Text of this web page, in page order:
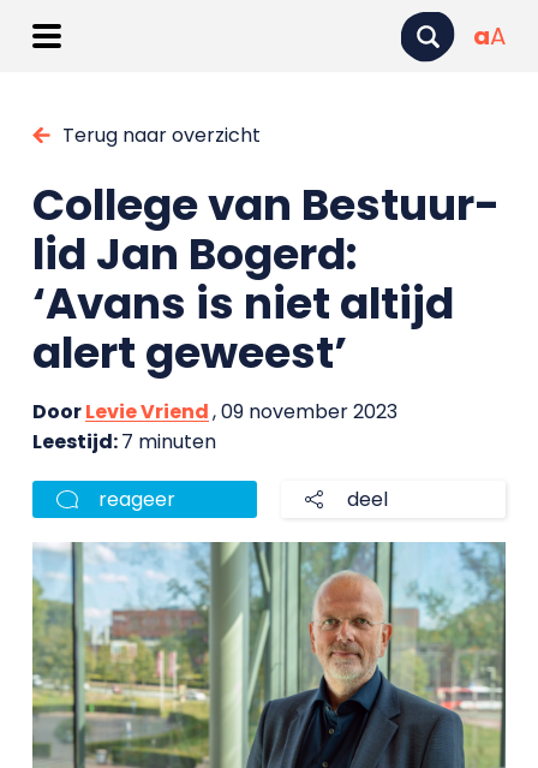
aA
Terug naar overzicht
College van Bestuur-
lid Jan Bogerd:
‘Avans is niet altijd
alert geweest’
DoorLevie Vriend, 09 november 2023
Leestijd:7 minuten
reageer deel